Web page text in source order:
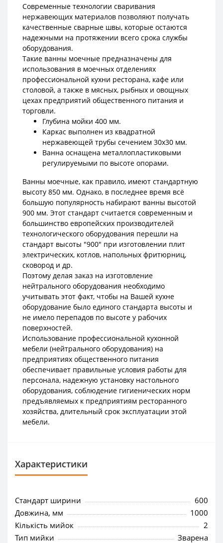
Современные технологии сваривания
нержавеющих материалов позволяют получать
качественные сварные швы, которые остаются
надежными на протяжении всего срока службы
оборудования.
Такие ванны моечные предназначены для
использования в моечных отделениях
профессиональной кухни ресторана, кафе или
столовой, а также в мясных, рыбных и овощных
цехах предприятий общественного питания и
торговли.
Глубина мойки 400 мм.
Каркас выполнен из квадратной
нержавеющей трубы сечением 30х30 мм.
Ванна оснащена металлопластиковыми
регулируемыми по высоте опорами.
Ванны моечные, как правило, имеют стандартную
высоту 850 мм. Однако, в последнее время всё
большую популярность набирают ванны высотой
900 мм. Этот стандарт считается современным и
большинство европейских производителей
технологического оборудования перешли на
стандарт высоты "900" при изготовлении плит
электрических, котлов, напольных фритюрниц,
сковород и др.
Поэтому делая заказ на изготовление
нейтрального оборудования необходимо
учитывать этот факт, чтобы на Вашей кухне
оборудование было единого стандарта высоты и
не имело перепадов по высоте у рабочих
поверхностей.
Использование профессиональной кухонной
мебели (нейтрального оборудования) на
предприятиях общественного питания
обеспечивает правильные условия работы для
персонала, надежную установку настольного
оборудования, соблюдение гигиенических норм
предъявляемых к предприятиям ресторанного
хозяйства, длительный срок эксплуатации этой
мебели.
Характеристики
Стандарт ширини
600
Довжина, мм
1000
Кількість мийок
2
Тип мийки
Зварена